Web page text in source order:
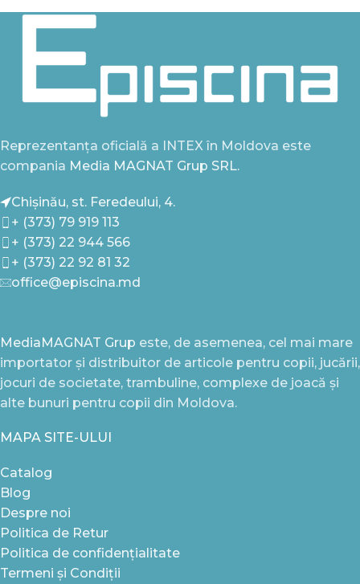
Reprezentanța oficială a INTEX în Moldova este
compania Media MAGNAT Grup SRL.
Chișinău, st. Feredeului, 4.
+ (373) 79 919 113
+ (373) 22 944 566
+ (373) 22 92 81 32
office@episcina.md
MediaMAGNAT Grup este, de asemenea, cel mai mare
importator și distribuitor de articole pentru copii, jucării,
jocuri de societate, trambuline, complexe de joacă și
alte bunuri pentru copii din Moldova.
MAPA SITE-ULUI
Catalog
Blog
Despre noi
Politica de Retur
Politica de confidențialitate
Termeni și Condiții